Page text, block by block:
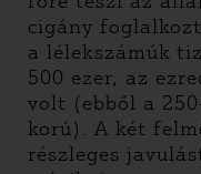
cigány
a lélekszámúk
500 ezer, az
volt (ebből a
korú). A két
részleges